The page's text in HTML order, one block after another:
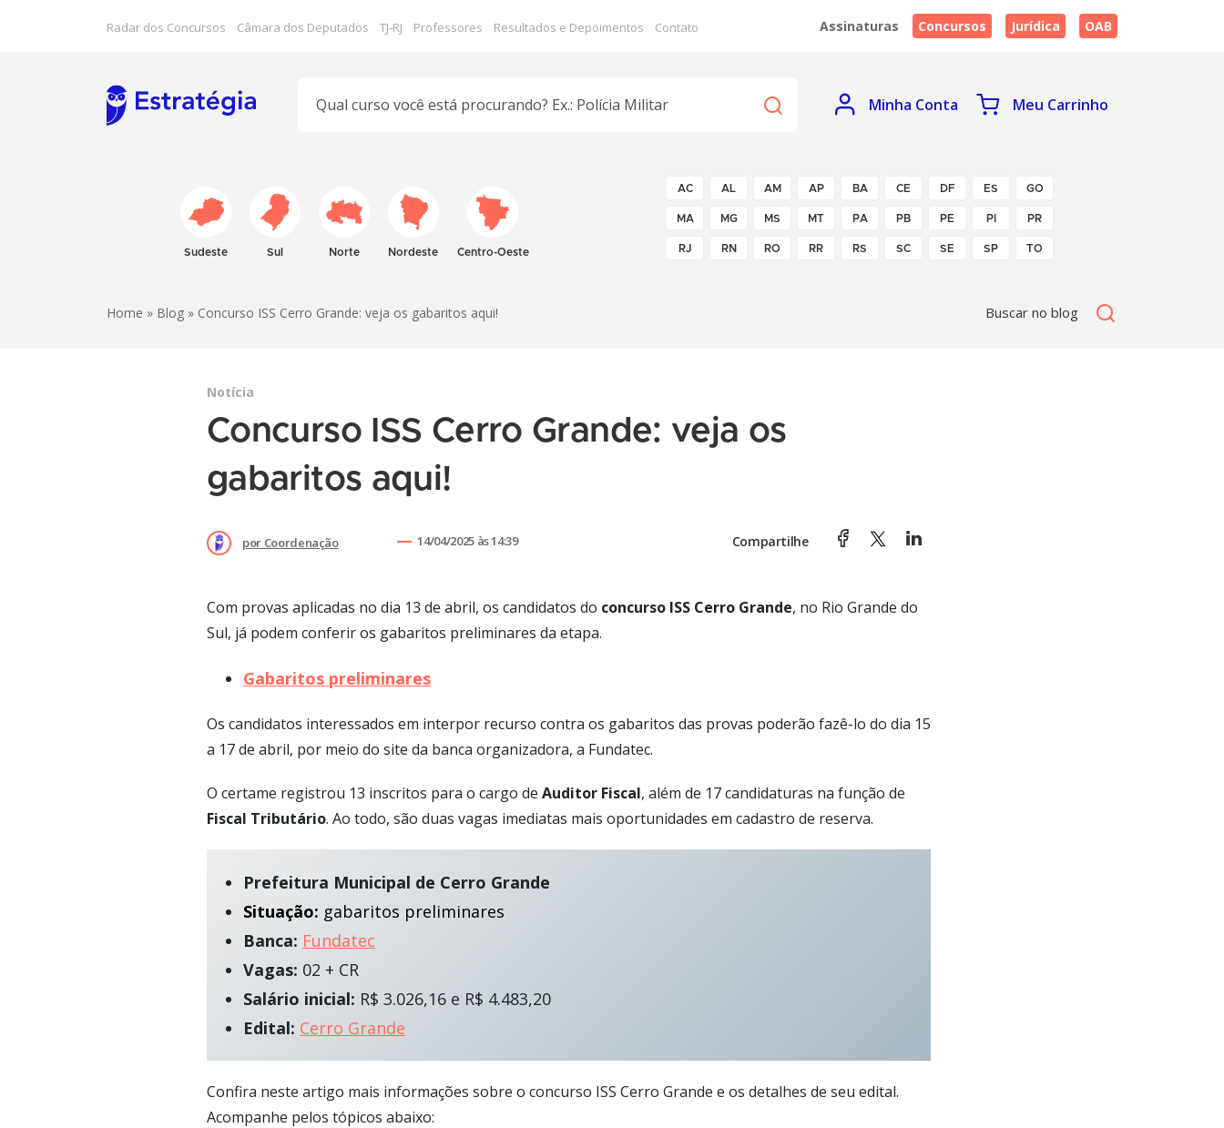
Radar dos Concursos Câmara dos Deputados TJ-RJ Professores Resultados e Depoimentos Contato Assinaturas Concursos Jurídica OAB
Minha Conta Meu Carrinho
Sudeste Sul Norte Nordeste Centro-Oeste
AC AL AM AP BA CE DF ES GO
MA MG MS MT PA PB PE PI PR
RJ RN RO RR RS SC SE SP TO
Home » Blog » Concurso ISS Cerro Grande: veja os gabaritos aqui!
Notícia
Concurso ISS Cerro Grande: veja os
gabaritos aqui!
porCoordenação 14/04/2025 às 14:39 Compartilhe
Com provas aplicadas no dia 13 de abril, os candidatos do concurso ISS Cerro Grande, no Rio Grande do
Sul, já podem conferir os gabaritos preliminares da etapa.
Gabaritos preliminares
Os candidatos interessados em interpor recurso contra os gabaritos das provas poderão fazê-lo do dia 15
a 17 de abril, por meio do site da banca organizadora, a Fundatec.
O certame registrou 13 inscritos para o cargo de Auditor Fiscal, além de 17 candidaturas na função de
Fiscal Tributário. Ao todo, são duas vagas imediatas mais oportunidades em cadastro de reserva.
Prefeitura Municipal de Cerro Grande
Situação: gabaritos preliminares
Banca: Fundatec
Vagas: 02 + CR
Salário inicial: R$ 3.026,16 e R$ 4.483,20
Edital: Cerro Grande
Confira neste artigo mais informações sobre o concurso ISS Cerro Grande e os detalhes de seu edital.
Acompanhe pelos tópicos abaixo: